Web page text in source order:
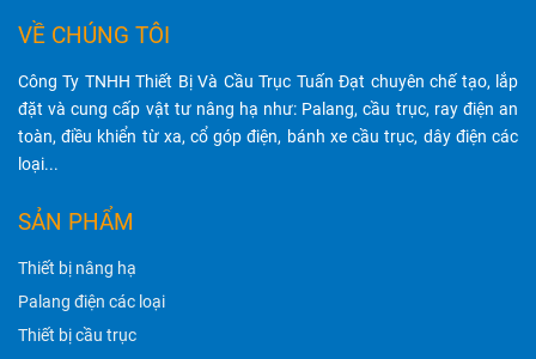
VỀ CHÚNG TÔI
Công Ty TNHH Thiết Bị Và Cầu Trục Tuấn Đạt chuyên chế tạo, lắp
đặt và cung cấp vật tư nâng hạ như: Palang, cầu trục, ray điện an
toàn, điều khiển từ xa, cổ góp điện, bánh xe cầu trục, dây điện các
loại...
SẢN PHẨM
Thiết bị nâng hạ
Palang điện các loại
Thiết bị cầu trục